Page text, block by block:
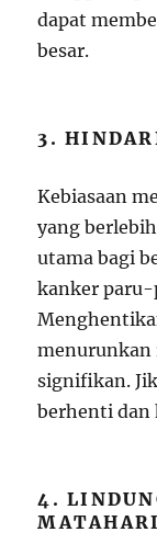
dapat
besar.
3.
Kebiasaan
yang
utama bagi
kanker
menurunkan
signifikan.
berhenti dan
4.
MATAHARI